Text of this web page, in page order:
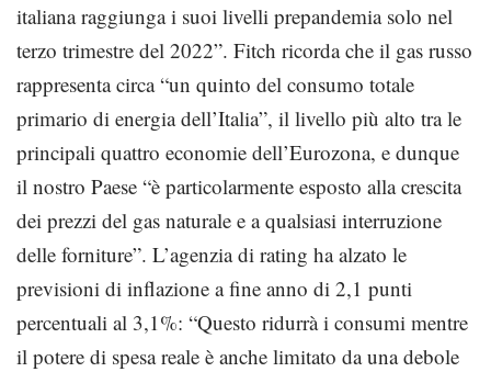
italiana raggiunga i suoi livelli prepandemia solo nel
terzo trimestre del 2022”. Fitch ricorda che il gas russo
rappresenta circa “un quinto del consumo totale
primario di energia dell’Italia”, il livello più alto tra le
principali quattro economie dell’Eurozona, e dunque
il nostro Paese “è particolarmente esposto alla crescita
dei prezzi del gas naturale e a qualsiasi interruzione
delle forniture”. L’agenzia di rating ha alzato le
previsioni di inflazione a fine anno di 2,1 punti
percentuali al 3,1%: “Questo ridurrà i consumi mentre
il potere di spesa reale è anche limitato da una debole